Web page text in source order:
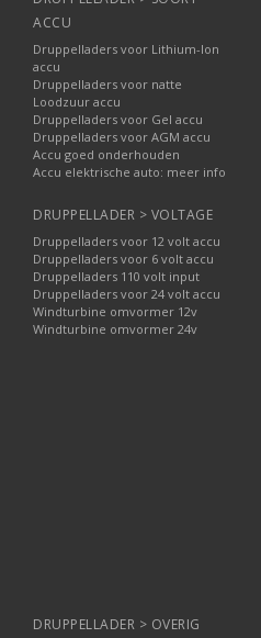
ACCU
Druppelladers voor Lithium-Ion
accu
Druppelladers voor natte
Loodzuur accu
Druppelladers voor Gel accu
Druppelladers voor AGM accu
Accu goed onderhouden
Accu elektrische auto: meer info
DRUPPELLADER > VOLTAGE
Druppelladers voor 12 volt accu
Druppelladers voor 6 volt accu
Druppelladers 110 volt input
Druppelladers voor 24 volt accu
Windturbine omvormer 12v
Windturbine omvormer 24v
DRUPPELLADER > OVERIG